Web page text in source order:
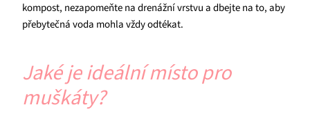
kompost, nezapomeňte na drenážní vrstvu a dbejte na to, aby
přebytečná voda mohla vždy odtékat.
Jaké je ideální místo pro
muškáty?